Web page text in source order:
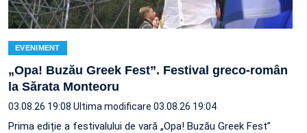
EVENIMENT
„Opa! Buzău Greek Fest”. Festival greco-român
la Sărata Monteoru
03.08.26 19:08 Ultima modificare 03.08.26 19:04
Prima ediție a festivalului de vară „Opa! Buzău Greek Fest”